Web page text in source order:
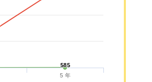
585
585
5 年